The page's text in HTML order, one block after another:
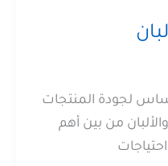
لجودة المنتجات
من بين أهم